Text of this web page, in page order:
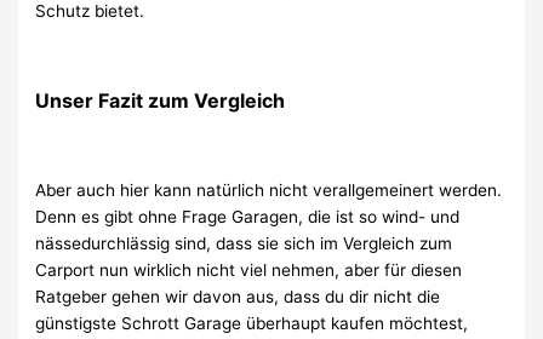
Schutz bietet.
Unser Fazit zum Vergleich
Aber auch hier kann natürlich nicht verallgemeinert werden.
Denn es gibt ohne Frage Garagen, die ist so wind- und
nässedurchlässig sind, dass sie sich im Vergleich zum
Carport nun wirklich nicht viel nehmen, aber für diesen
Ratgeber gehen wir davon aus, dass du dir nicht die
günstigste Schrott Garage überhaupt kaufen möchtest,